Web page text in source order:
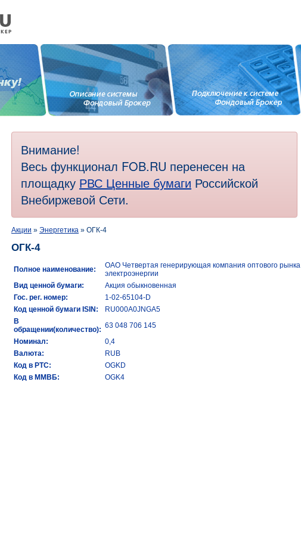
Внимание!
Весь функционал FOB.RU перенесен на
площадку РВС Ценные бумаги Российской
Внебиржевой Сети.
Акции » Энергетика » ОГК-4
ОГК-4
Полное наименование:
ОАО Четвертая генерирующая компания оптового рынка
электроэнергии
Вид ценной бумаги:
Акция обыкновенная
Гос. рег. номер:
1-02-65104-D
Код ценной бумаги ISIN:
RU000A0JNGA5
В
обращении(количество): 63 048 706 145
Номинал:
0,4
Валюта:
RUB
Код в РТС:
OGKD
Код в ММВБ:
OGK4